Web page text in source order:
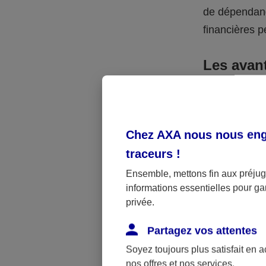
de
financières
Les
rend
payer de
Par exemple :
865 €. Avec
donation
Chez AXA nous nous
traceurs !
Ensemble, mettons fin aux
informations essentielles pour
privée.
Partagez vos attentes
Soyez toujours plus satisfait en
nos offres et nos services.